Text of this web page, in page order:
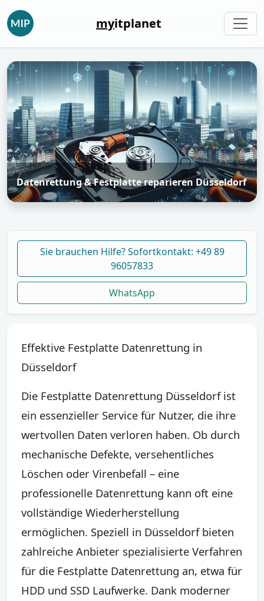
myitplanet
Datenrettung & Festplatte reparieren Düsseldorf
Sie brauchen Hilfe? Sofortkontakt: +49 89
96057833
WhatsApp
Effektive Festplatte Datenrettung in
Düsseldorf
Die Festplatte Datenrettung Düsseldorf ist
ein essenzieller Service für Nutzer, die ihre
wertvollen Daten verloren haben. Ob durch
mechanische Defekte, versehentliches
Löschen oder Virenbefall – eine
professionelle Datenrettung kann oft eine
vollständige Wiederherstellung
ermöglichen. Speziell in Düsseldorf bieten
zahlreiche Anbieter spezialisierte Verfahren
für die Festplatte Datenrettung an, etwa für
HDD und SSD Laufwerke. Dank moderner